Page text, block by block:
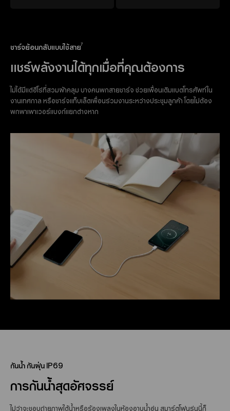
ชาร์จย้อนกลับแบบใช้สาย7
แชร์พลังงานได้ทุกเมื่อที่คุณต้องการ
ไม่ได้มีแต่ฮีโร่ที่สวมผ้าคลุม บางคนพกสายชาร์จ ช่วยเพื่อนเติมแบตโทรศัพท์ใน
งานเทศกาล หรือชาร์จแท็บเล็ตเพื่อนร่วมงานระหว่างประชุมลูกค้า โดยไม่ต้อง
พกพาเพาเวอร์แบงก์แยกต่างหาก
กันน้ำ กันฝุ่น IP69
การกันน้ำสุดอัศจรรย์
ไม่ว่าจะชอบถ่ายภาพใต้น้ำหรือร้องเพลงในห้องอาบน้ำอุ่น สมาร์ตโฟนรุ่นนี้ก็